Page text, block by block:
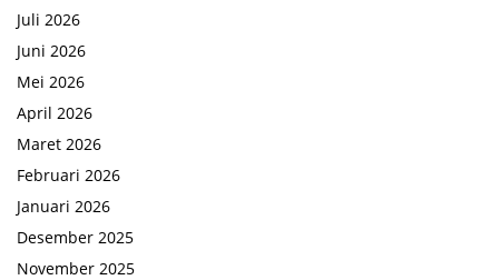
Juli 2026
Juni 2026
Mei 2026
April 2026
Maret 2026
Februari 2026
Januari 2026
Desember 2025
November 2025